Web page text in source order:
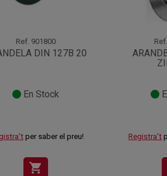
Ref. 901800
DIN 127B 20
En Stock
per saber el preu!
shopping_cart
Ref.
Registra't